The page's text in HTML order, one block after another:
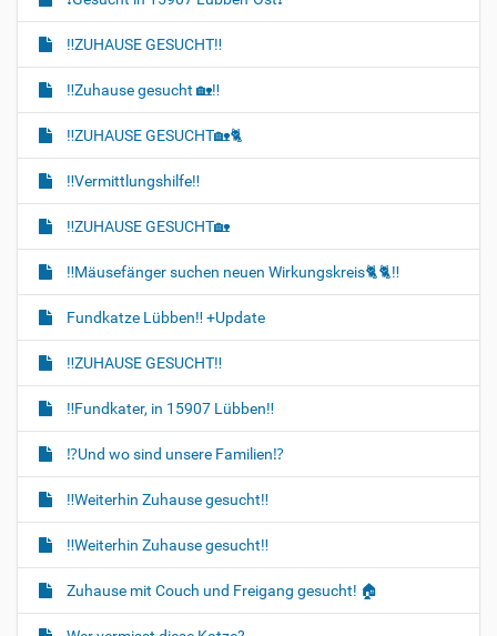
‼️ZUHAUSE GESUCHT‼️
‼️Zuhause gesucht 🏡‼️
‼️ZUHAUSE GESUCHT🏡🐈‍
‼️Vermittlungshilfe‼️
‼️ZUHAUSE GESUCHT🏡
‼️Mäusefänger suchen neuen Wirkungskreis🐈‍🐈‍‼️
Fundkatze Lübben‼️ +Update
‼️ZUHAUSE GESUCHT‼️
‼️Fundkater, in 15907 Lübben‼️
⁉️Und wo sind unsere Familien⁉️
‼️Weiterhin Zuhause gesucht‼️
‼️Weiterhin Zuhause gesucht‼️
Zuhause mit Couch und Freigang gesucht! 🏠